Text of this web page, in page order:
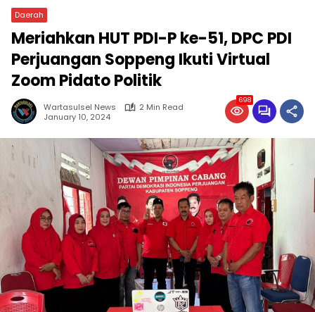
Daerah
Meriahkan HUT PDI-P ke-51, DPC PDI
Perjuangan Soppeng Ikuti Virtual
Zoom Pidato Politik
Wartasulsel News
2 Min Read
January 10, 2024
698